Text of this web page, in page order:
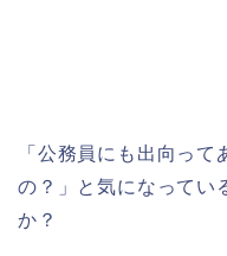
「公務員にも出向っ
の？」と気になってい
か？